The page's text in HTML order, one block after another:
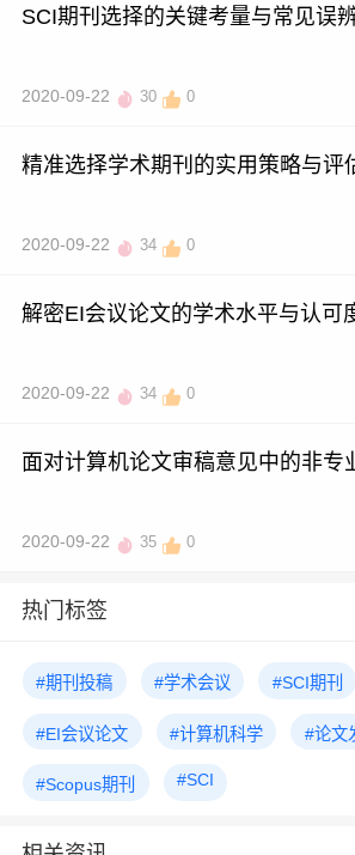
SCI期刊选择的关键考量与常见误
2020-09-22 30 0
精准选择学术期刊的实用策略与评
2020-09-22 34 0
解密EI会议论文的学术水平与认可
2020-09-22 34 0
面对计算机论文审稿意见中的非专
2020-09-22 35 0
热门标签
#期刊投稿 #学术会议 #SCI期刊
#EI会议论文 #计算机科学 #论文
#Scopus期刊 #SCI